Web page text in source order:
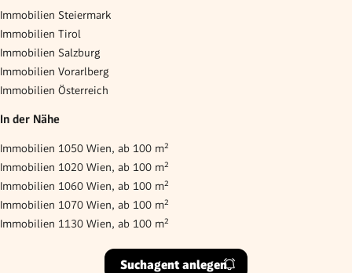
Immobilien Steiermark
Immobilien Tirol
Immobilien Salzburg
Immobilien Vorarlberg
Immobilien Österreich
In der Nähe
Immobilien 1050 Wien, ab 100 m²
Immobilien 1020 Wien, ab 100 m²
Immobilien 1060 Wien, ab 100 m²
Immobilien 1070 Wien, ab 100 m²
Immobilien 1130 Wien, ab 100 m²
Suchagent anlegen